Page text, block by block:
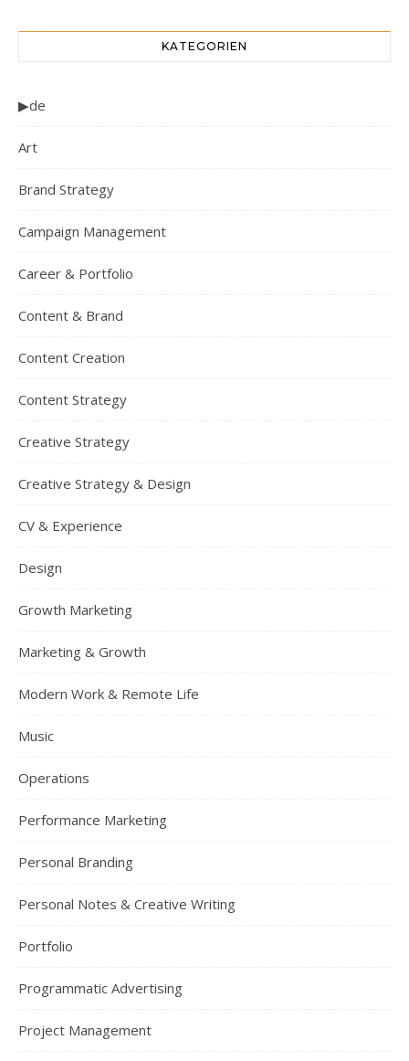
KATEGORIEN
▶de
Art
Brand Strategy
Campaign Management
Career & Portfolio
Content & Brand
Content Creation
Content Strategy
Creative Strategy
Creative Strategy & Design
CV & Experience
Design
Growth Marketing
Marketing & Growth
Modern Work & Remote Life
Music
Operations
Performance Marketing
Personal Branding
Personal Notes & Creative Writing
Portfolio
Programmatic Advertising
Project Management